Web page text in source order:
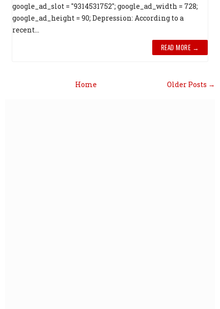
google_ad_slot = "9314531752"; google_ad_width = 728;
google_ad_height = 90; Depression: According to a
recent...
READ MORE →
Older Posts →
Home